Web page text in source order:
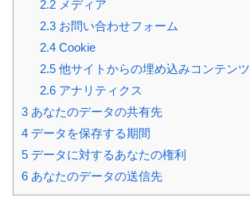
2.2メディア
2.3お問い合わせフォーム
2.4Cookie
2.5他サイトからの埋め込みコンテンツ
2.6アナリティクス
3 あなたのデータの共有先
4 データを保存する期間
5 データに対するあなたの権利
6 あなたのデータの送信先